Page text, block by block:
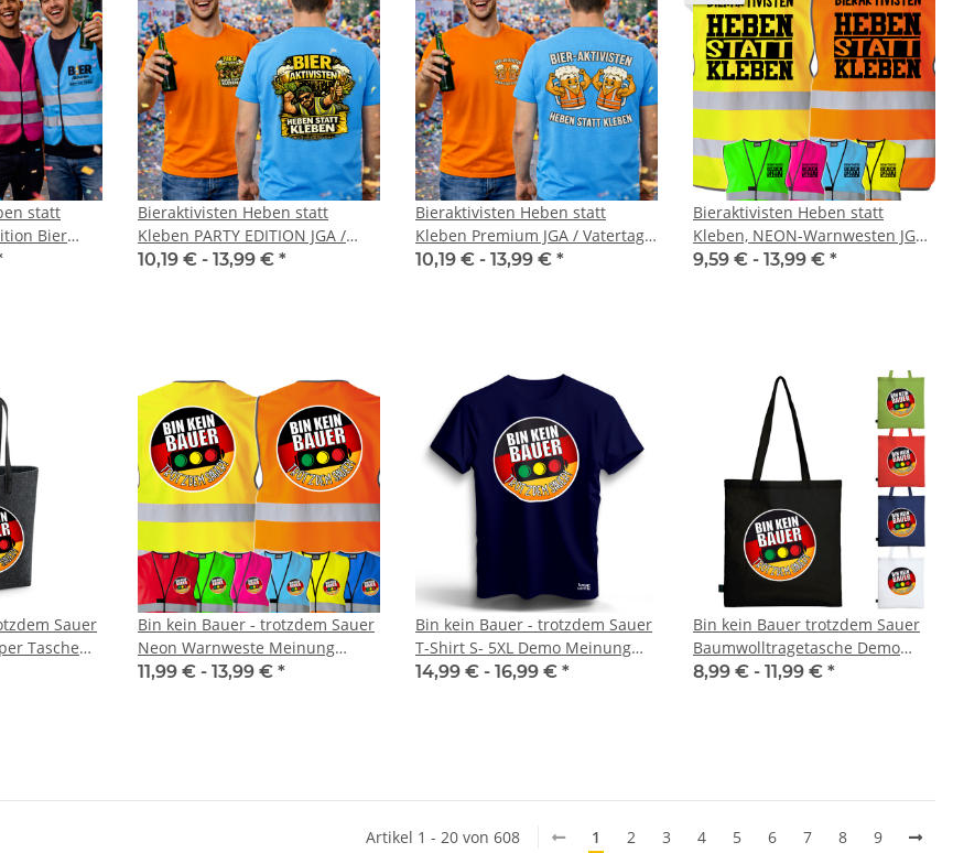
statt
Bier
JGA
Bieraktivisten Heben statt
Kleben PARTY EDITION JGA /
Vatertag T-Shirt
10,19 € - 13,99 € *
Bieraktivisten Heben statt
Kleben Premium JGA / Vatertag
T-Shirt Aktivisten Edition
10,19 € - 13,99 € *
Bieraktivisten Heben statt
Kleben, NEON-Warnwesten JGA,
Karneval Fasching Kostüm
9,59 € - 13,99 € *
Sauer
Tasche
Bin kein Bauer - trotzdem Sauer
Neon Warnweste Meinung
Ampel M-5XL
11,99 € - 13,99 € *
Bin kein Bauer - trotzdem Sauer
T-Shirt S- 5XL Demo Meinung
Ampel
14,99 € - 16,99 € *
Bin kein Bauer trotzdem Sauer
Baumwolltragetasche Demo
Ampel
8,99 € - 11,99 € *
Artikel 1 - 20 von 608 1 2 3 4 5 6 7 8 9
-
Lieber einen Heben, statt sich
fest zu Kleben Warnweste JGA,
Karneval, Männertag
9,59 € -13,99 € *
Warnweste Orange 2+2 inkl.
Druck in 10 größen S-7XL
ab 7,12 €*
Korntex® - Kinderwarnweste -
Orange 3 größen
1,95 € -2,49 €*